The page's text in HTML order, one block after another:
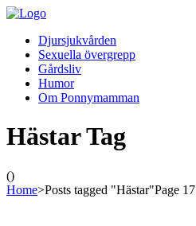
Djursjukvården
Sexuella övergrepp
Gårdsliv
Humor
Om Ponnymamman
Hästar Tag
()
Home>Posts tagged "Hästar"Page 17